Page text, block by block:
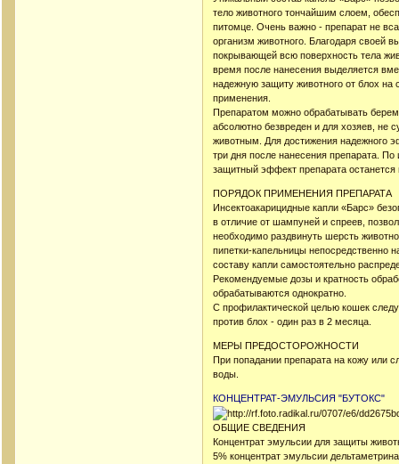
тело животного тончайшим слоем,
питомце. Очень важно - препарат не
организм животного. Благодаря своей
покрывающей всю поверхность тела
время после нанесения выделяется
надежную защиту животного от блох на
применения.
Препаратом можно обрабатывать
абсолютно безвреден и для хозяев, не
животным. Для достижения надежного
три дня после нанесения препарата.
защитный эффект препарата
ПОРЯДОК ПРИМЕНЕНИЯ ПРЕПАРАТА
Инсектоакарицидные капли «Барс»
в отличие от шампуней и спреев,
необходимо раздвинуть шерсть
пипетки-капельницы непосредственно
составу капли самостоятельно
Рекомендуемые дозы и кратность
обрабатываются однократно.
С профилактической целью кошек
против блох - один раз в 2 месяца.
МЕРЫ ПРЕДОСТОРОЖНОСТИ
При попадании препарата на кожу или
воды.
КОНЦЕНТРАТ-ЭМУЛЬСИЯ "БУТОКС"
ОБЩИЕ СВЕДЕНИЯ
Концентрат эмульсии для защиты
5% концентрат эмульсии